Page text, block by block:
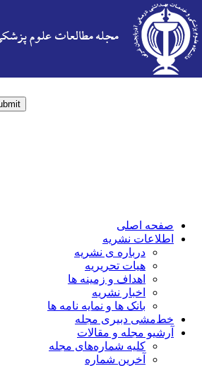
Submit
صفحه اصلی
اطلاعات نشریه
درباره ی نشریه
هیات تحریریه
اهداف و زمینه ها
اخبار نشریه
بانک ها و نمایه نامه ها
خط‌مشی دبیری مجله
آرشیو مجله و مقالات
کلیه شماره‌های مجله
آخرین شماره